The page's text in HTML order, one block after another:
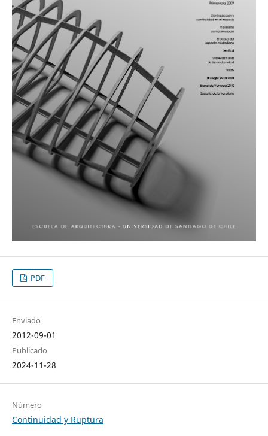
PDF
Enviado
2012-09-01
Publicado
2024-11-28
Número
Continuidad y Ruptura